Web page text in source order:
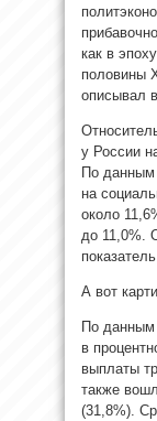
как в
половины
описывал
у России
По данным
на
около
до 11,0%.
А вот
По данным
в
выплаты
также
(31,8%).